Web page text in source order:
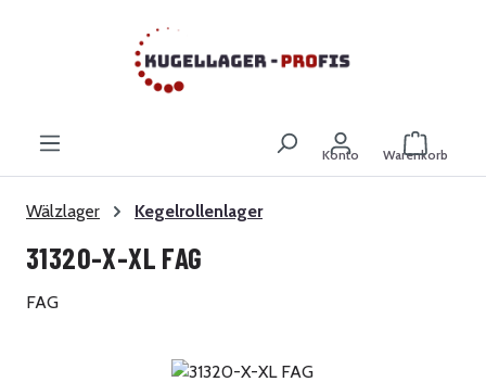
Zum Hauptinhalt springen
Konto Warenkorb
Wälzlager Kegelrollenlager
31320-X-XL FAG
FAG
Bildergalerie überspringen